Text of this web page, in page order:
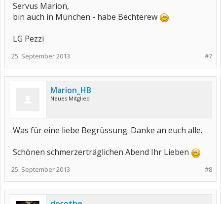
Servus Marion,
bin auch in München - habe Bechterew
.
LG Pezzi
#7
25. September 2013
Marion_HB
Neues Mitglied
Was für eine liebe Begrüssung. Danke an euch alle.
Schönen schmerzerträglichen Abend Ihr Lieben
#8
25. September 2013